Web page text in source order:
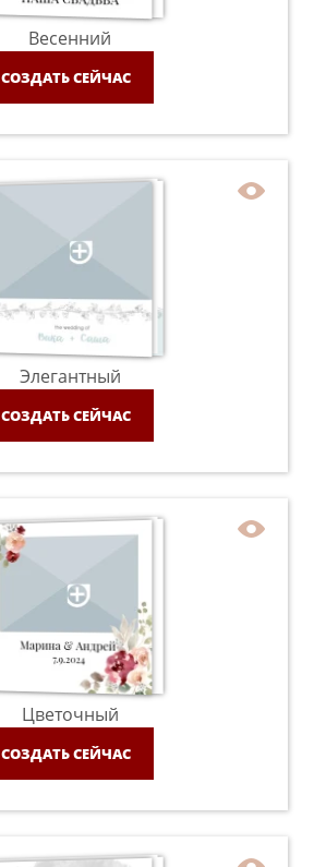
Весенний
СОЗДАТЬ СЕЙЧАС
Элегантный
СОЗДАТЬ СЕЙЧАС
Цветочный
СОЗДАТЬ СЕЙЧАС